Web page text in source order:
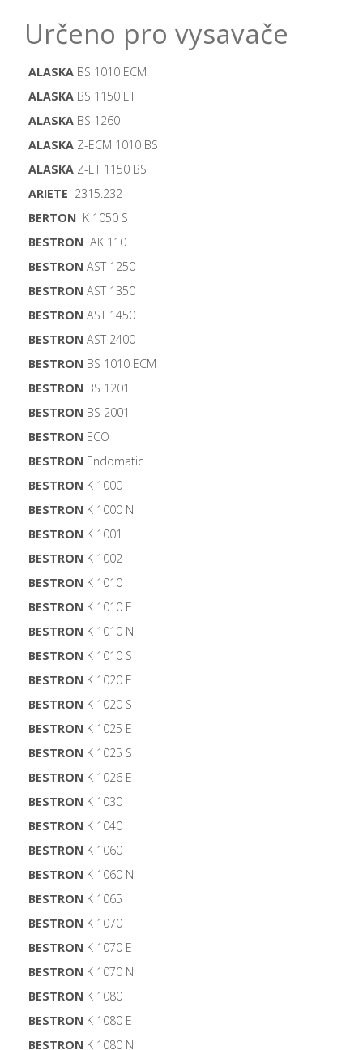
Určeno pro vysavače
ALASKA BS 1010 ECM
ALASKA BS 1150 ET
ALASKA BS 1260
ALASKA Z-ECM 1010 BS
ALASKA Z-ET 1150 BS
ARIETE 2315.232
BERTON K 1050 S
BESTRON AK 110
BESTRON AST 1250
BESTRON AST 1350
BESTRON AST 1450
BESTRON AST 2400
BESTRON BS 1010 ECM
BESTRON BS 1201
BESTRON BS 2001
BESTRON ECO
BESTRON Endomatic
BESTRON K 1000
BESTRON K 1000 N
BESTRON K 1001
BESTRON K 1002
BESTRON K 1010
BESTRON K 1010 E
BESTRON K 1010 N
BESTRON K 1010 S
BESTRON K 1020 E
BESTRON K 1020 S
BESTRON K 1025 E
BESTRON K 1025 S
BESTRON K 1026 E
BESTRON K 1030
BESTRON K 1040
BESTRON K 1060
BESTRON K 1060 N
BESTRON K 1065
BESTRON K 1070
BESTRON K 1070 E
BESTRON K 1070 N
BESTRON K 1080
BESTRON K 1080 E
BESTRON K 1080 N